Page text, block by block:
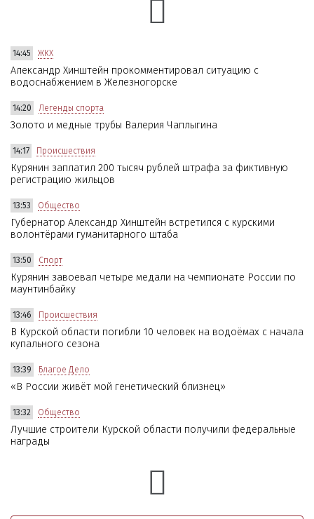
14:45 ЖКХ
Александр Хинштейн прокомментировал ситуацию с
водоснабжением в Железногорске
14:20 Легенды спорта
Золото и медные трубы Валерия Чаплыгина
14:17 Происшествия
Курянин заплатил 200 тысяч рублей штрафа за фиктивную
регистрацию жильцов
13:53 Общество
Губернатор Александр Хинштейн встретился с курскими
волонтёрами гуманитарного штаба
13:50 Спорт
Курянин завоевал четыре медали на чемпионате России по
маунтинбайку
13:46 Происшествия
В Курской области погибли 10 человек на водоёмах с начала
купального сезона
13:39 Благое Дело
«В России живёт мой генетический близнец»
13:32 Общество
Лучшие строители Курской области получили федеральные
награды